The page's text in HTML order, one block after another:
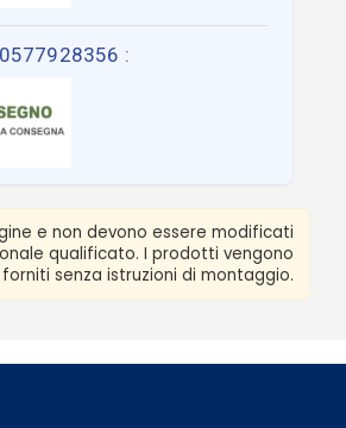
:
e non devono essere modificati
qualificato. I prodotti vengono
senza istruzioni di montaggio.